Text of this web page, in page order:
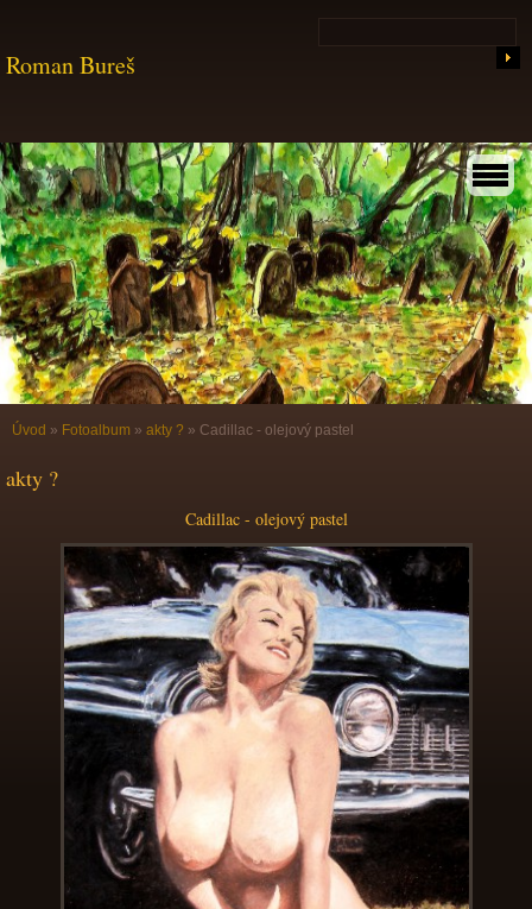
Roman Bureš
Úvod » Fotoalbum » akty ? » Cadillac - olejový pastel
akty ?
Cadillac - olejový pastel